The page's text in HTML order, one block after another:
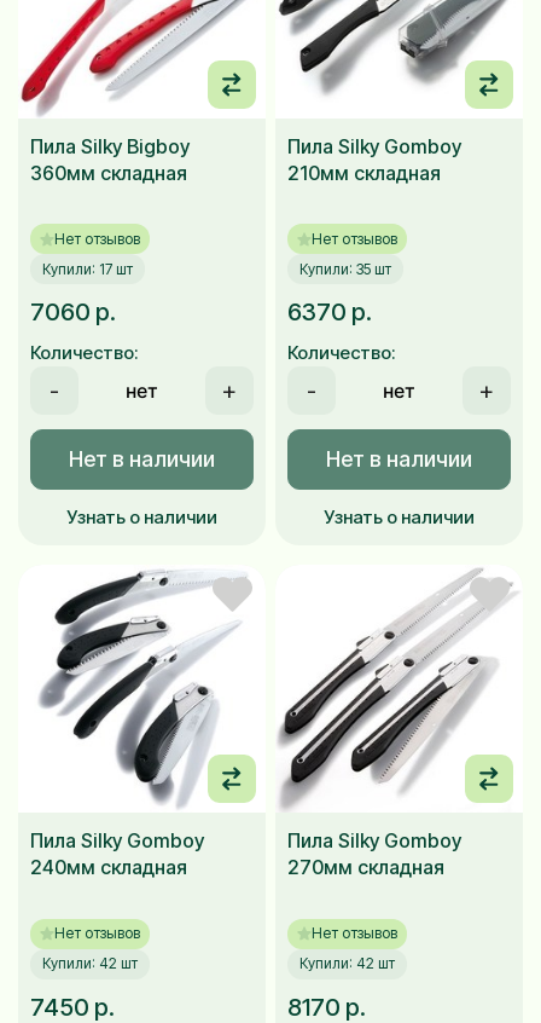
Пила Silky Bigboy
360мм складная
Нет отзывов
Купили: 17 шт
7060 р.
Количество:
- +
Нет в наличии
Узнать о наличии
Пила Silky Gomboy
210мм складная
Нет отзывов
Купили: 35 шт
6370 р.
Количество:
- +
Нет в наличии
Узнать о наличии
Пила Silky Gomboy
240мм складная
Нет отзывов
Купили: 42 шт
7450 р.
Пила Silky Gomboy
270мм складная
Нет отзывов
Купили: 42 шт
8170 р.